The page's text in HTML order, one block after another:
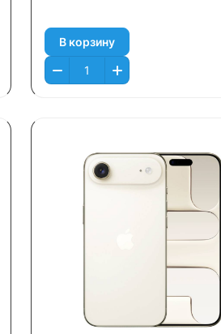
В корзину